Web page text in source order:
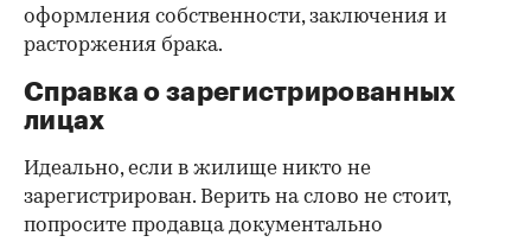
оформления собственности, заключения и
расторжения брака.
Справка о зарегистрированных
лицах
Идеально, если в жилище никто не
зарегистрирован. Верить на слово не стоит,
попросите продавца документально